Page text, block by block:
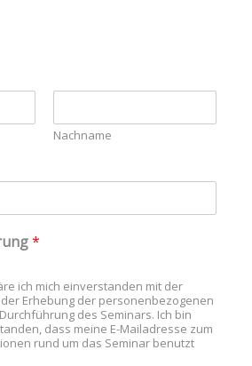
Nachname
*
ich mich einverstanden mit der
Erhebung der personenbezogenen
des Seminars. Ich bin
dass meine E-Mailadresse zum
rund um das Seminar benutzt